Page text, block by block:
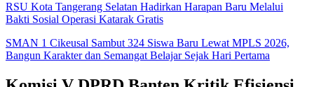
RSU Kota Tangerang Selatan Hadirkan Harapan Baru Melalui
Bakti Sosial Operasi Katarak Gratis
SMAN 1 Cikeusal Sambut 324 Siswa Baru Lewat MPLS 2026,
Bangun Karakter dan Semangat Belajar Sejak Hari Pertama